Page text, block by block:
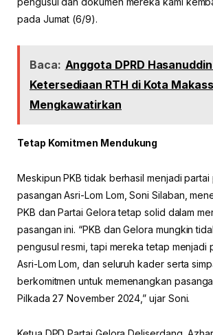
pada Jumat (6/9).
Baca: Anggota DPRD
Ketersediaan RTH di Kota
Mengkawatirkan
Tetap Komitmen Mendukung
Meskipun PKB tidak berhasil menjadi partai
pasangan Asri-Lom Lom, Soni Silaban,
PKB dan Partai Gelora tetap solid dalam
pasangan ini. “PKB dan Gelora mungkin
pengusul resmi, tapi mereka tetap menjadi
Asri-Lom Lom, dan seluruh kader serta
berkomitmen untuk memenangkan
Pilkada 27 November 2024,” ujar Soni.